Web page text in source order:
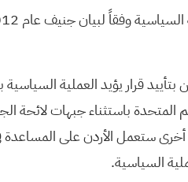
وفقاً لبيان جنيف عام 2012.
قرار يؤيد العملية السياسية
المتحدة باستثناء جبهات لائحة
أخرى ستعمل الأردن على
السياسية.